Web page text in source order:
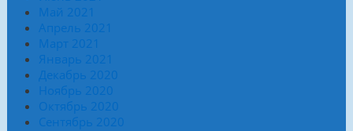
Май 2021
Апрель 2021
Март 2021
Январь 2021
Декабрь 2020
Ноябрь 2020
Октябрь 2020
Сентябрь 2020